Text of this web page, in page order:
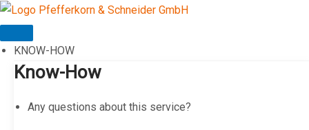
Skip
to
content
KNOW-HOW
Know-How
Any questions about this service?